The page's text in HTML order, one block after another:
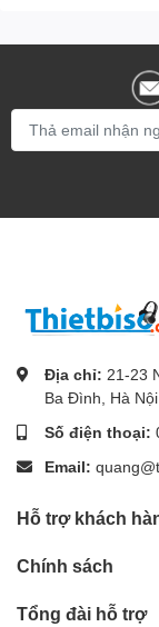
Địa chỉ: 21-23
Ba Đình, Hà Nội
Số điện thoại:
Email:
Hỗ trợ khách
Chính sách
Tổng đài hỗ trợ